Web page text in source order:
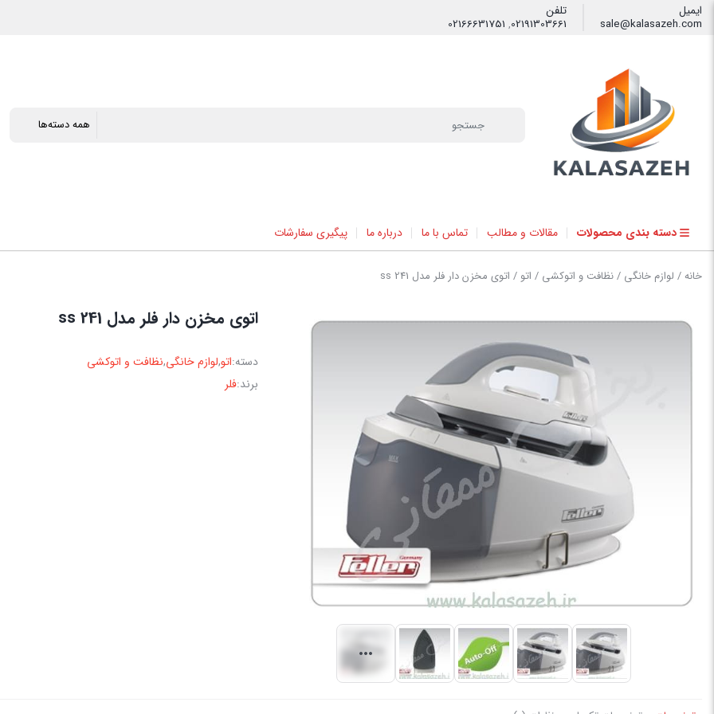
ایمیل
sale@kalasazeh.com
تلفن
02191303661
,
02166631751
دسته بندی محصولات مقالات و مطالب تماس با ما درباره ما پیگیری سفارشات
خانه/ لوازم خانگی /نظافت و اتوکشی / اتو / اتوی مخزن دار فلر مدل ss 241
اتوی مخزن دار فلر مدل ss 241
دسته:اتو,لوازم خانگی,نظافت و اتوکشی
برند:فلر